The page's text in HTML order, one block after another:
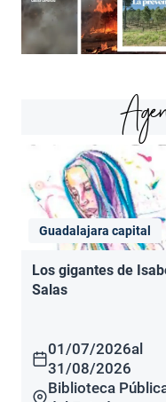
Guadalajara capital
Los gigantes de
Salas
01/07/2026al
31/08/2026
Biblioteca